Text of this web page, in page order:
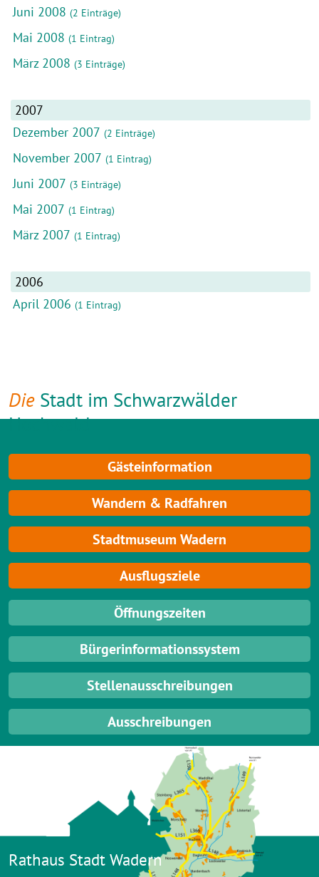
Juni 2008 (2 Einträge)
Mai 2008 (1 Eintrag)
März 2008 (3 Einträge)
2007
Dezember 2007 (2 Einträge)
November 2007 (1 Eintrag)
Juni 2007 (3 Einträge)
Mai 2007 (1 Eintrag)
März 2007 (1 Eintrag)
2006
April 2006 (1 Eintrag)
Die Stadt im Schwarzwälder
Hochwald
Gästeinformation
Wandern & Radfahren
Stadtmuseum Wadern
Ausflugsziele
Öffnungszeiten
Bürgerinformationssystem
Stellenausschreibungen
Ausschreibungen
Rathaus Stadt Wadern